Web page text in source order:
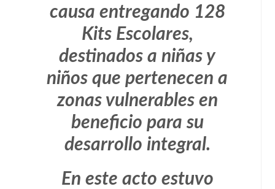
causa entregando 128
Kits Escolares,
destinados a niñas y
niños que pertenecen a
zonas vulnerables en
beneficio para su
desarrollo integral.
En este acto estuvo